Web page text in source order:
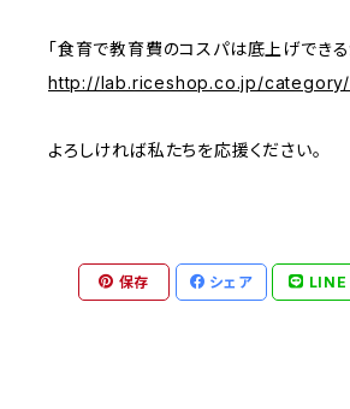
「食育で教育費のコスパは底上げできる
http://lab.riceshop.co.jp/
よろしければ私たちを応援ください。
保存 シェア LINE